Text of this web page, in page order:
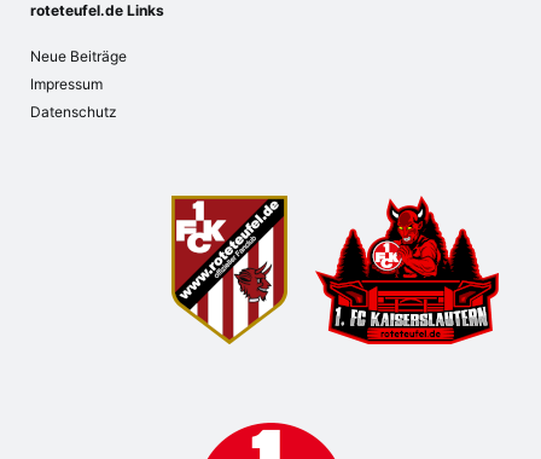
roteteufel.de Links
Neue Beiträge
Impressum
Datenschutz